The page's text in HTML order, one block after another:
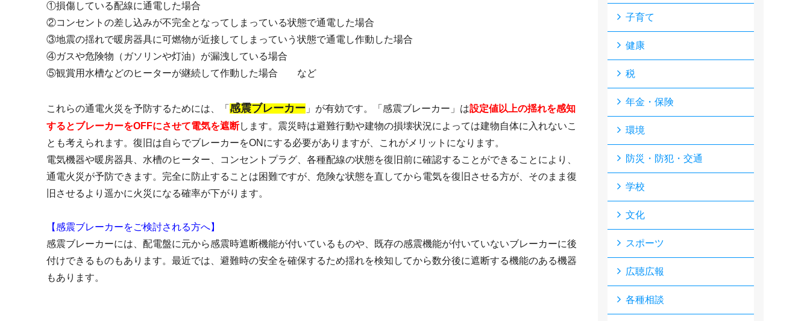
①損傷している配線に通電した場合
②コンセントの差し込みが不完全となってしまっている状態で通電した場合
③地震の揺れで暖房器具に可燃物が近接してしまっていう状態で通電し作動した場合
④ガスや危険物（ガソリンや灯油）が漏洩している場合
⑤観賞用水槽などのヒーターが継続して作動した場合 など
これらの通電火災を予防するためには、「 感震ブレーカー 」が有効です。「感震ブレーカー」は設定値以上の揺れを感知
するとブレーカーをOFFにさせて電気を遮断します。震災時は避難行動や建物の損壊状況によっては建物自体に入れないこ
とも考えられます。復旧は自らでブレーカーをONにする必要がありますが、これがメリットになります。
電気機器や暖房器具、水槽のヒーター、コンセントプラグ、各種配線の状態を復旧前に確認することができることにより、
通電火災が予防できます。完全に防止することは困難ですが、危険な状態を直してから電気を復旧させる方が、そのまま復
旧させるより遥かに火災になる確率が下がります。
【感震ブレーカーをご検討される方へ】
感震ブレーカーには、配電盤に元から感震時遮断機能が付いているものや、既存の感震機能が付いていないブレーカーに後
付けできるものもあります。最近では、避難時の安全を確保するため揺れを検知してから数分後に遮断する機能のある機器
もあります。
子育て
健康
税
年金・保険
環境
防災・防犯・交通
学校
文化
スポーツ
広聴広報
各種相談